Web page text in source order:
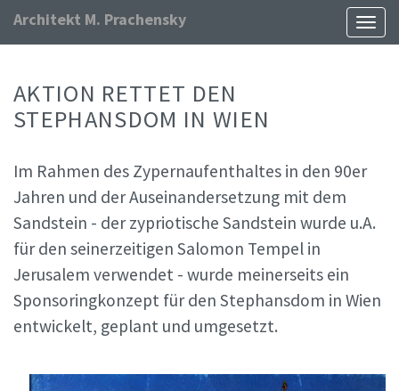
ein-/
Architekt M. Prachensky
AKTION RETTET DEN
STEPHANSDOM IN WIEN
Im Rahmen des Zypernaufenthaltes in den 90er
Jahren und der Auseinandersetzung mit dem
Sandstein - der zypriotische Sandstein wurde u.A.
für den seinerzeitigen Salomon Tempel in
Jerusalem verwendet - wurde meinerseits ein
Sponsoringkonzept für den Stephansdom in Wien
entwickelt, geplant und umgesetzt.